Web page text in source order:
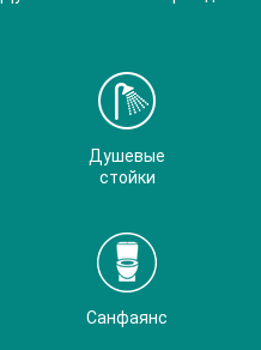
Душевые
стойки
Санфаянс